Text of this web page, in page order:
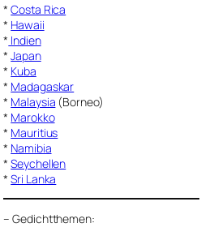
*Costa Rica
* Hawaii
* Indien
*Japan
* Kuba
* Madagaskar
* Malaysia (Borneo)
* Marokko
* Mauritius
* Namibia
*Seychellen
*Sri Lanka
–Gedichtthemen: